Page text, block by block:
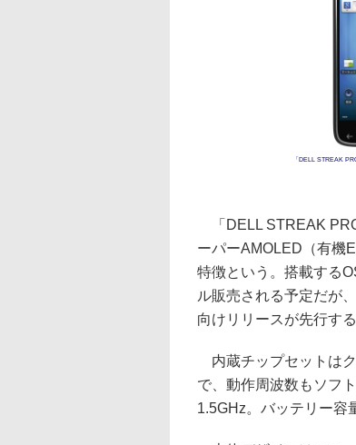
「DELL STREAK
「DELL STREAK
ーパーAMOLED（有機
特徴という。搭載する
ル販売される予定だが
向けリリースが先行す
内蔵チップセットは
で、動作周波数もソフ
1.5GHz。バッテリー容